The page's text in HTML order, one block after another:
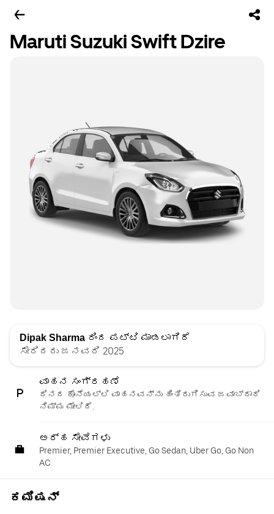
Maruti Suzuki Swift Dzire
Dipak Sharma ರಿಂದ ಪಟ್ಟಿ ಮಾಡಲಾಗಿದೆ
ಸೇರಿದರು ಜನವರಿ 2025
ವಾಹನ ಸಂಗ್ರಹಣೆ
ದಿನದ ಕೊನೆಯಲ್ಲಿ ವಾಹನವನ್ನು ಹಿಂತಿರುಗಿಸುವ ಜವಾಬ್ದಾರಿ
ನಿಮ್ಮ ಮೇಲಿದೆ.
ಅರ್ಹ ಸೇವೆಗಳು
Premier, Premier Executive, Go Sedan, Uber Go, Go Non
AC
ಕಮಿಷನ್